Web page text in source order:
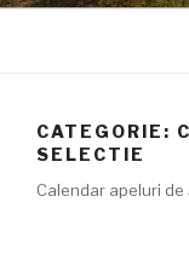
CATEGORIE:
SELECTIE
Calendar apeluri de